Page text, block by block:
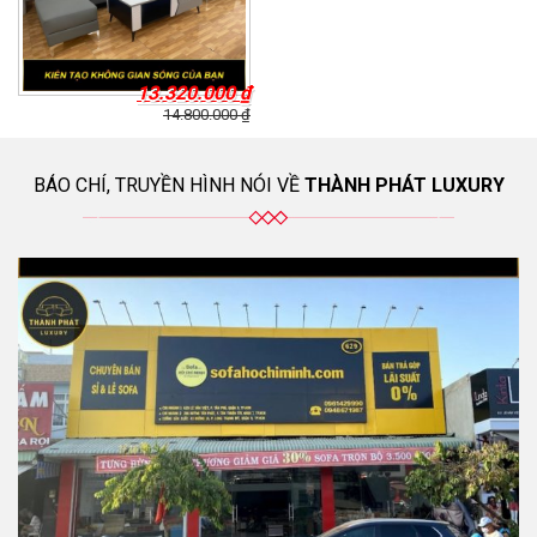
14.800.000₫
13.320.000₫
BÁO CHÍ, TRUYỀN HÌNH NÓI VỀ THÀNH PHÁT LUXURY